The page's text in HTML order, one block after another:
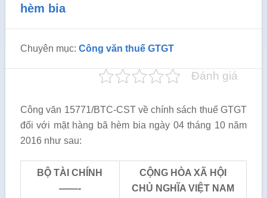
hèm bia
Chuyên mục: Công văn thuế GTGT
Đánh giá
Công văn 15771/BTC-CST về chính sách thuế GTGT
đối với mặt hàng bã hèm bia ngày 04 tháng 10 năm
2016 như sau:
BỘ TÀI CHÍNH
——-
CỘNG HÒA XÃ HỘI
CHỦ NGHĨA VIỆT NAM